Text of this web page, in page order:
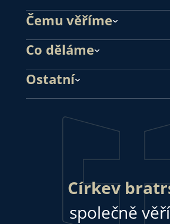
Čemu věříme
Co děláme
Ostatní
Církev
společně